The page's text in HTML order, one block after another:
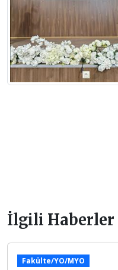
İlgili Haberler
Fakülte/YO/MYO